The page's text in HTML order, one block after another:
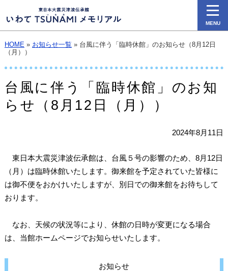
HOME» お知らせ一覧 » 台風に伴う「臨時休館」のお知らせ（8月12日
（月））
台風に伴う「臨時休館」のお知
らせ（8月12日（月））
2024年8月11日
東日本大震災津波伝承館は、台風５号の影響のため、8月12日
（月）は臨時休館いたします。御来館を予定されていた皆様に
は御不便をおかけいたしますが、別日での御来館をお待ちして
おります。
なお、天候の状況等により、休館の日時が変更になる場合
は、当館ホームページでお知らせいたします。
お知らせ
MENU